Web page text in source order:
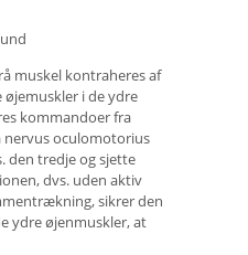
muskel kontraheres af
i de ydre
kommandoer fra
nervus oculomotorius
den tredje og sjette
dvs. uden aktiv
sikrer den
ydre øjenmuskler, at